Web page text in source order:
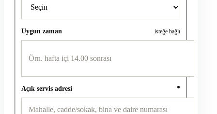
Uygun zaman isteğe bağlı
Açık servis adresi *